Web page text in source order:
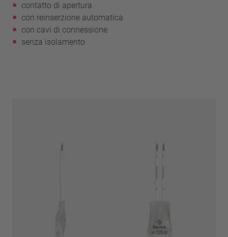
contatto di apertura
con reinserzione automatica
con cavi di connessione
senza isolamento